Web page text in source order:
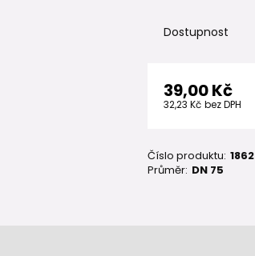
Dostupnost
39,00 Kč
32,23 Kč bez DPH
Číslo produktu: 1862
Průměr: DN 75